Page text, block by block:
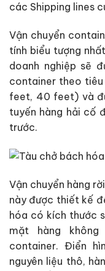
các Shipping lines
Vận chuyển
tính biểu tượng
doanh nghiệp sẽ
container theo
feet, 40 feet) và
tuyến hàng hải cố
trước.
Vận chuyển hàng
này được thiết kế
hóa có kích thước
mặt hàng
container. Điển
nguyên liệu thô,